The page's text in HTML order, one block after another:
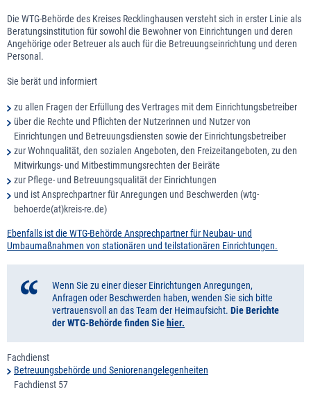
Die WTG-Behörde des Kreises Recklinghausen versteht sich in erster Linie als
Beratungsinstitution für sowohl die Bewohner von Einrichtungen und deren
Angehörige oder Betreuer als auch für die Betreuungseinrichtung und deren
Personal.
Sie berät und informiert
zu allen Fragen der Erfüllung des Vertrages mit dem Einrichtungsbetreiber
über die Rechte und Pflichten der Nutzerinnen und Nutzer von
Einrichtungen und Betreuungsdiensten sowie der Einrichtungsbetreiber
zur Wohnqualität, den sozialen Angeboten, den Freizeitangeboten, zu den
Mitwirkungs- und Mitbestimmungsrechten der Beiräte
zur Pflege- und Betreuungsqualität der Einrichtungen
und ist Ansprechpartner für Anregungen und Beschwerden (wtg-
behoerde(at)kreis-re.de)
Ebenfalls ist die WTG-Behörde Ansprechpartner für Neubau- und
Umbaumaßnahmen von stationären und teilstationären Einrichtungen.
Wenn Sie zu einer dieser Einrichtungen Anregungen,
Anfragen oder Beschwerden haben, wenden Sie sich bitte
vertrauensvoll an das Team der Heimaufsicht. Die Berichte
der WTG-Behörde finden Siehier.
Fachdienst
Betreuungsbehörde und Seniorenangelegenheiten
Fachdienst 57